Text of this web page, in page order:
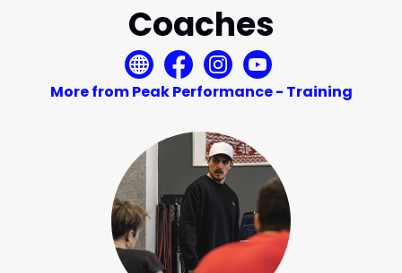
Coaches
More from Peak Performance - Training